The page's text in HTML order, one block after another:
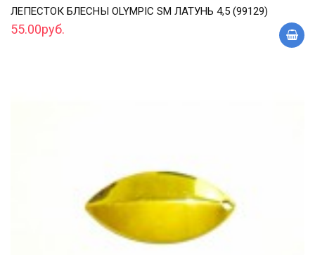
ЛЕПЕСТОК БЛЕСНЫ OLYMPIC SM ЛАТУНЬ 4,5 (99129)
55.00руб.